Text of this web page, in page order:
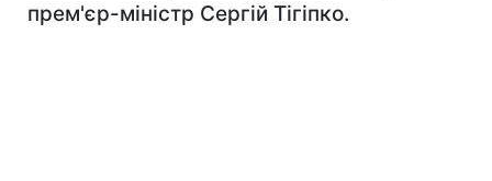
прем'єр-міністр Сергій Тігіпко.